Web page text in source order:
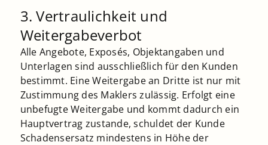
3. Vertraulichkeit und
Weitergabeverbot
Alle Angebote, Exposés, Objektangaben und
Unterlagen sind ausschließlich für den Kunden
bestimmt. Eine Weitergabe an Dritte ist nur mit
Zustimmung des Maklers zulässig. Erfolgt eine
unbefugte Weitergabe und kommt dadurch ein
Hauptvertrag zustande, schuldet der Kunde
Schadensersatz mindestens in Höhe der